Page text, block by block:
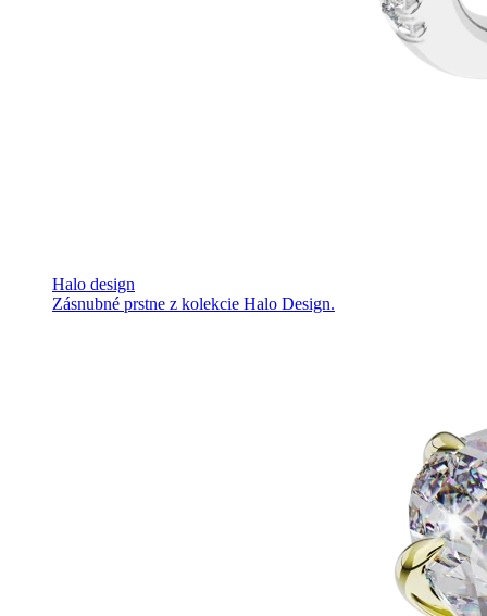
Halo design
Zásnubné prstne z kolekcie Halo Design.